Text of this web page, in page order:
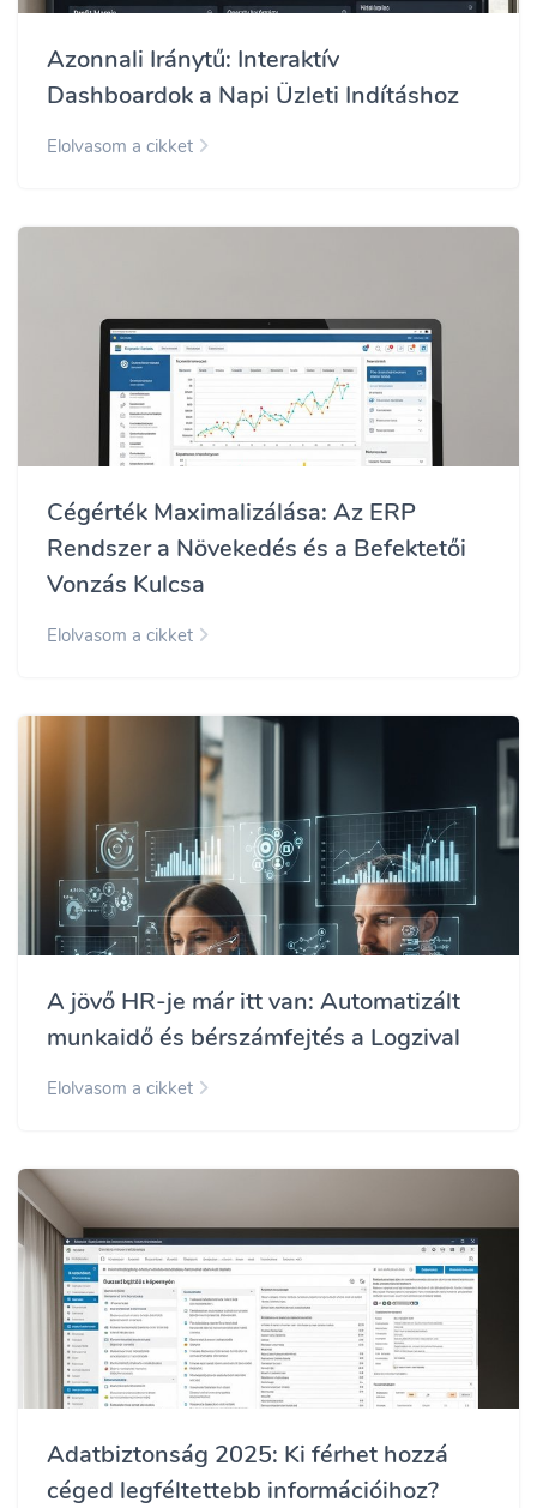
Azonnali Iránytű: Interaktív
Dashboardok a Napi Üzleti Indításhoz
Elolvasom a cikket
Cégérték Maximalizálása: Az ERP
Rendszer a Növekedés és a Befektetői
Vonzás Kulcsa
Elolvasom a cikket
A jövő HR-je már itt van: Automatizált
munkaidő és bérszámfejtés a Logzival
Elolvasom a cikket
Adatbiztonság 2025: Ki férhet hozzá
céged legféltettebb információihoz?